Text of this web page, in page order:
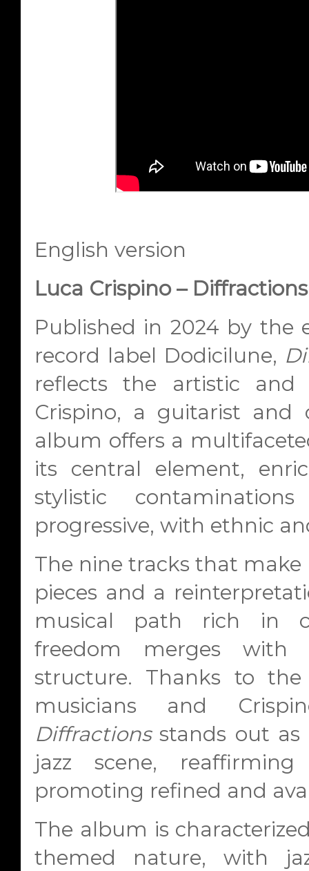
English version
Luca Crispino –
Published in 2024 by the
record label Dodicilune,
reflects the artistic and
Crispino, a guitarist and
album offers a
its central element,
stylistic
progressive, with ethnic
The nine tracks that
pieces and a
musical path rich in
freedom merges with
structure. Thanks to
musicians and
Diffractionsstands out as
jazz scene, reaffirming
promoting refined and
The album is
themed nature, with